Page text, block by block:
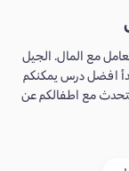
مع المال. الجيل
افضل درس يمكنكم
مع اطفالكم عن